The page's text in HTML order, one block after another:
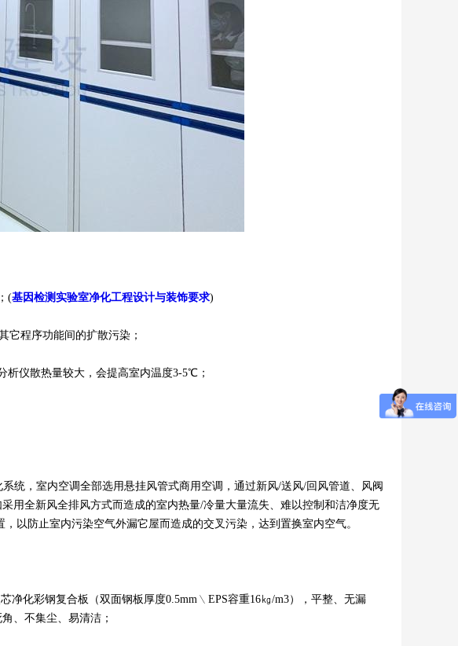
(基因检测实验室净化工程设计与装饰要求)
程序功能间的扩散污染；
仪散热量较大，会提高室内温度3-5℃；
，室内空调全部选用悬挂风管式商用空调，通过新风/送风/回风管道、风阀
用全新风全排风方式而造成的室内热量/冷量大量流失、难以控制和洁净度无
以防止室内污染空气外漏它屋而造成的交叉污染，达到置换室内空气。
彩钢复合板（双面钢板厚度0.5mm﹨EPS容重16㎏/m3），平整、无漏
、不集尘、易清洁；